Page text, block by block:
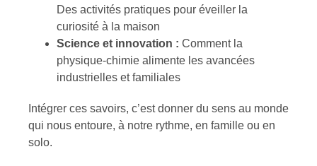
Des activités pratiques pour éveiller la
curiosité à la maison
Science et innovation : Comment la
physique-chimie alimente les avancées
industrielles et familiales
Intégrer ces savoirs, c’est donner du sens au monde
qui nous entoure, à notre rythme, en famille ou en
solo.